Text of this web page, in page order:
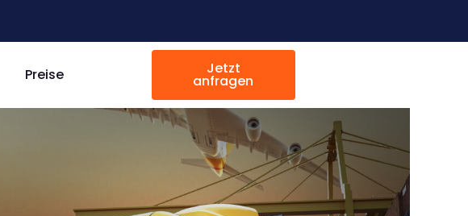
Preise Jetzt
anfragen